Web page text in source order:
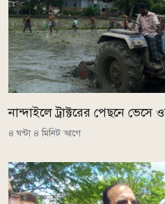
নান্দাইলে ট্রাক্টরের পেছনে
৪ ঘন্টা ৪ মিনিট আগে